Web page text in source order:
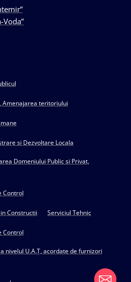
Voda”
Amenajarea teritoriului
si Dezvoltare Locala
Domeniului Public si Privat,
Control
Constructii Serviciul Tehnic
Control
nivelul U.A.T, acordate de furnizori